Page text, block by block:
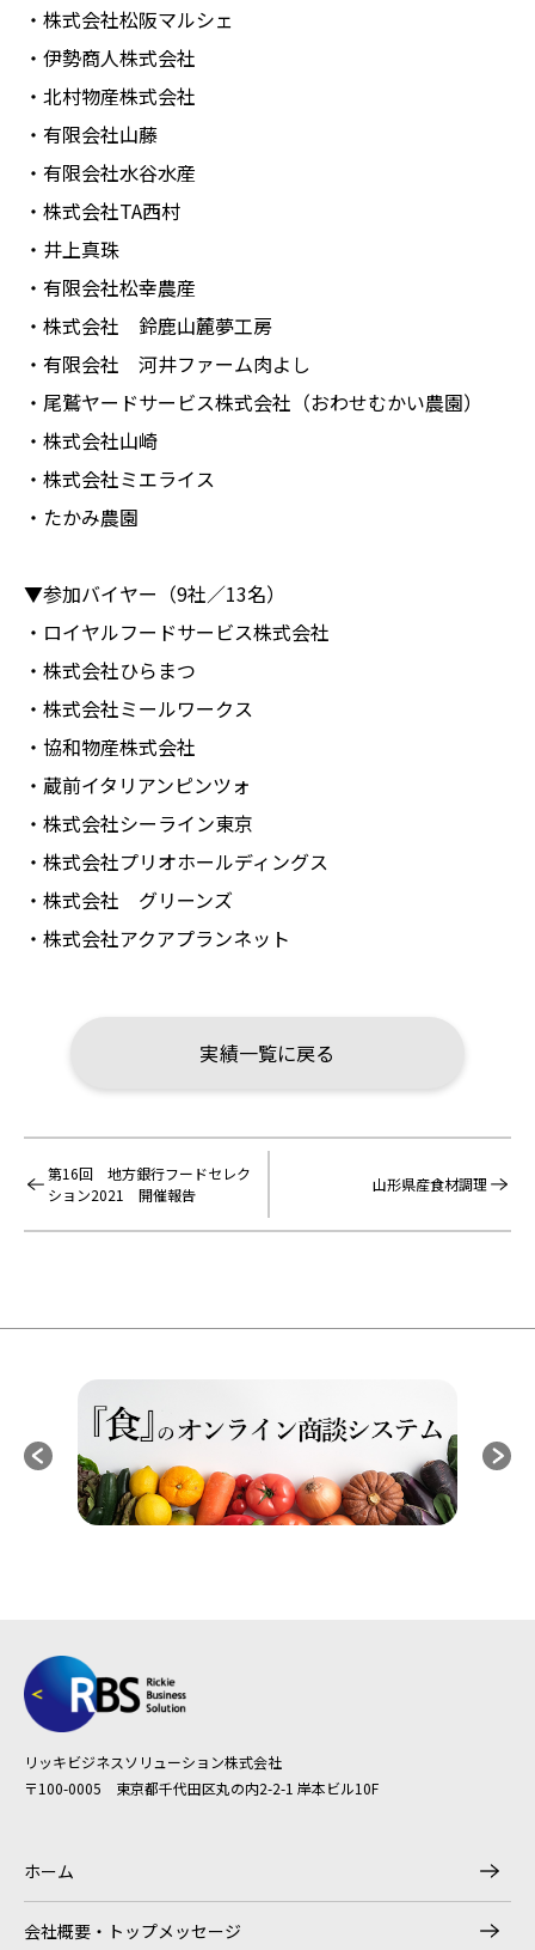
・株式会社松阪マルシェ
・伊勢商人株式会社
・北村物産株式会社
・有限会社山藤
・有限会社水谷水産
・株式会社TA西村
・井上真珠
・有限会社松幸農産
・株式会社 鈴鹿山麓夢工房
・有限会社 河井ファーム肉よし
・尾鷲ヤードサービス株式会社（おわせむかい農園）
・株式会社山崎
・株式会社ミエライス
・たかみ農園
▼参加バイヤー（9社／13名）
・ロイヤルフードサービス株式会社
・株式会社ひらまつ
・株式会社ミールワークス
・協和物産株式会社
・蔵前イタリアンピンツォ
・株式会社シーライン東京
・株式会社プリオホールディングス
・株式会社 グリーンズ
・株式会社アクアプランネット
実績一覧に戻る
第16回 地方銀行フードセレク
ション2021 開催報告
山形県産食材調理
リッキビジネスソリューション株式会社
〒100-0005 東京都千代田区丸の内2-2-1 岸本ビル10F
ホーム
会社概要・トップメッセージ